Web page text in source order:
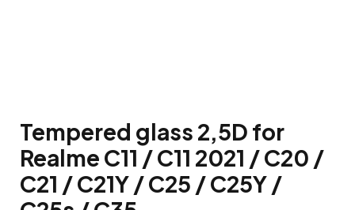
Tempered glass 2,5D for
Realme C11 / C11 2021 / C20 /
C21 / C21Y / C25 / C25Y /